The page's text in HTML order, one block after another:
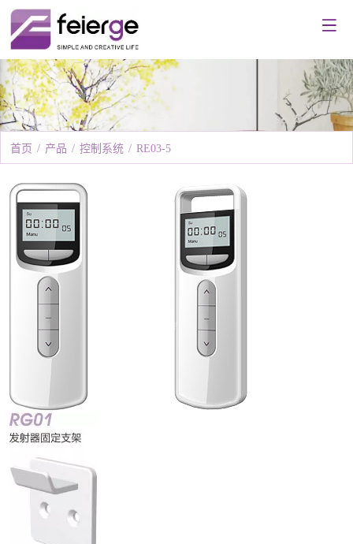
首页 / 产品 / 控制系统 / RE03-5